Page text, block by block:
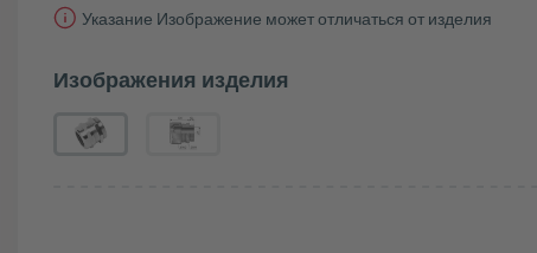
Указание Изображение может отличаться от изделия
Изображения изделия